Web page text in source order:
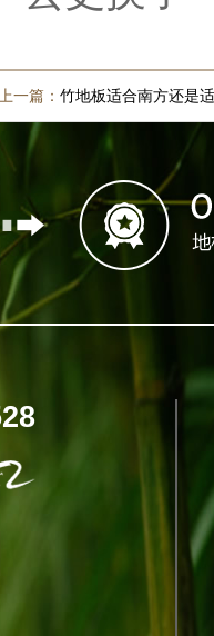
上一篇： 竹地板适合南方还是